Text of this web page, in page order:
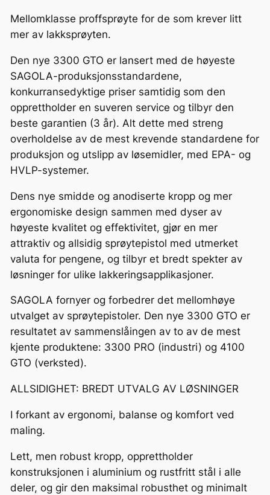
G
T
1
,
8
m
m
E
P
A
a
n
t
a
l
l
Mellomklasse proffsprøyte for de som krever litt
mer av lakksprøyten.
Den nye 3300 GTO er lansert med de høyeste
SAGOLA-produksjonsstandardene,
konkurransedyktige priser samtidig som den
opprettholder en suveren service og tilbyr den
beste garantien (3 år). Alt dette med streng
overholdelse av de mest krevende standardene for
produksjon og utslipp av løsemidler, med EPA- og
HVLP-systemer.
Dens nye smidde og anodiserte kropp og mer
ergonomiske design sammen med dyser av
høyeste kvalitet og effektivitet, gjør en mer
attraktiv og allsidig sprøytepistol med utmerket
valuta for pengene, og tilbyr et bredt spekter av
løsninger for ulike lakkeringsapplikasjoner.
SAGOLA fornyer og forbedrer det mellomhøye
utvalget av sprøytepistoler. Den nye 3300 GTO er
resultatet av sammenslåingen av to av de mest
kjente produktene: 3300 PRO (industri) og 4100
GTO (verksted).
ALLSIDIGHET: BREDT UTVALG AV LØSNINGER
I forkant av ergonomi, balanse og komfort ved
maling.
Lett, men robust kropp, opprettholder
konstruksjonen i aluminium og rustfritt stål i alle
deler, og gir den maksimal robusthet og minimalt